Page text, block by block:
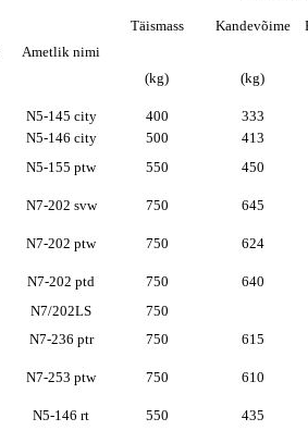
Ametlik nimi
Täismass Kandevõime
(kg) (kg)
N5-145 city 400
333
N5-146 city 500
413
N5-155 ptw 550 450
N7-202 svw 750 645
N7-202 ptw 750 624
N7-202 ptd 750
640
N7/202LS
750
N7-236 ptr 750 615
N7-253 ptw 750 610
N5-146 rt 550 435